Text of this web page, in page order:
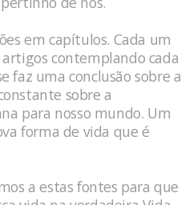
em capítulos. Cada um
contemplando cada
faz uma conclusão sobre a
sobre a
para nosso mundo. Um
forma de vida que é
a estas fontes para que